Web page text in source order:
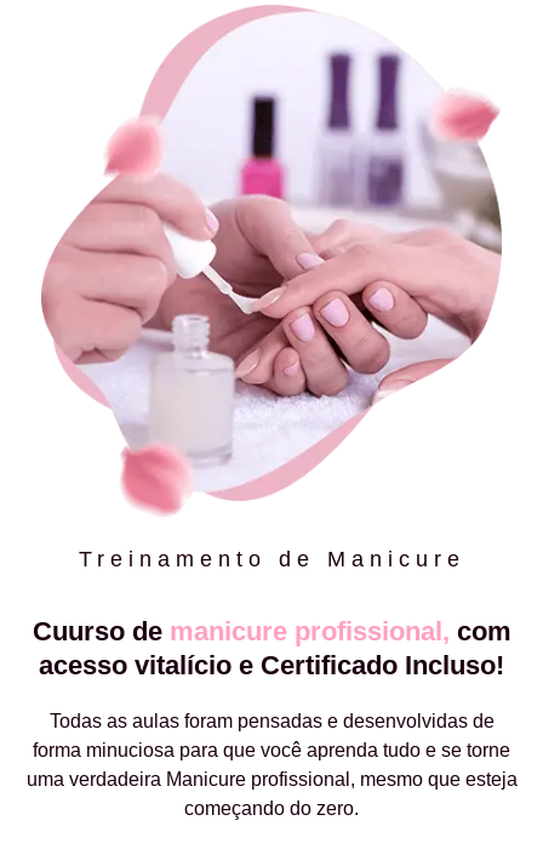
Treinamento de Manicure
Cuurso de manicure profissional, com
acesso vitalício e Certificado Incluso!
Todas as aulas foram pensadas e desenvolvidas de
forma minuciosa para que você aprenda tudo e se torne
uma verdadeira Manicure profissional, mesmo que esteja
começando do zero.